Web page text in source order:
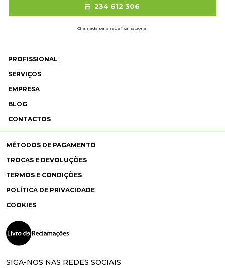
PROFISSIONAL
SERVIÇOS
EMPRESA
BLOG
CONTACTOS
MÉTODOS DE PAGAMENTO
TROCAS E DEVOLUÇÕES
TERMOS E CONDIÇÕES
POLÍTICA DE PRIVACIDADE
COOKIES
SIGA-NOS NAS REDES SOCIAIS
234 612 306
Chamada para rede fixa nacional